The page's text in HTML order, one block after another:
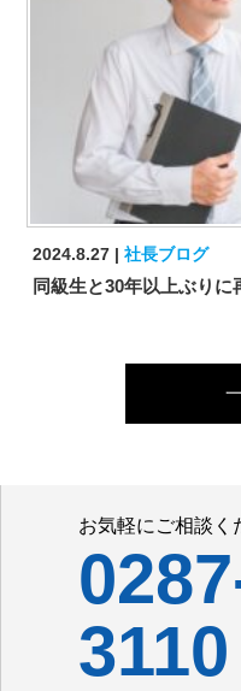
2024.8.27 社長ブログ
同級生と30年以上ぶり
お気軽にご相談く
3110